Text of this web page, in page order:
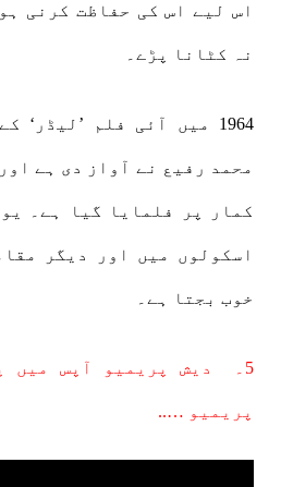
اس لیے اس کی حفاظت کرنی
نہ کٹانا پڑے۔
1964 میں آئی فلم
محمد رفیع نے آواز دی ہے
کمار پر فلمایا گیا ہے۔
اسکولوں میں اور دیگر
خوب بجتا ہے۔
5۔ دیش پریمیو آپس میں
پریمیو …..